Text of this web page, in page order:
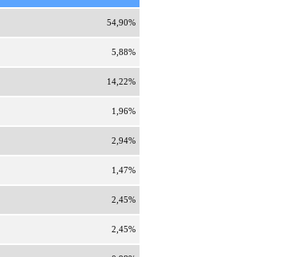
54,90%
5,88%
14,22%
1,96%
2,94%
1,47%
2,45%
2,45%